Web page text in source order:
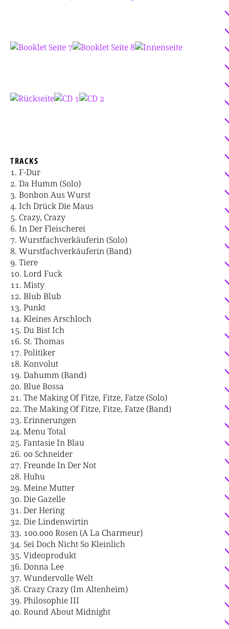
TRACKS
F-Dur
Da Humm (Solo)
Bonbon Aus Wurst
Ich Drück Die Maus
Crazy, Crazy
In Der Fleischerei
Wurstfachverkäuferin (Solo)
Wurstfachverkäuferin (Band)
Tiere
Lord Fuck
Misty
Blub Blub
Punkt
Kleines Arschloch
Du Bist Ich
St. Thomas
Politiker
Konvolut
Dahumm (Band)
Blue Bossa
The Making Of Fitze, Fitze, Fatze (Solo)
The Making Of Fitze, Fitze, Fatze (Band)
Erinnerungen
Menu Total
Fantasie In Blau
00 Schneider
Freunde In Der Not
Huhu
Meine Mutter
Die Gazelle
Der Hering
Die Lindenwirtin
100.000 Rosen (A La Charmeur)
Sei Doch Nicht So Kleinlich
Videoprodukt
Donna Lee
Wundervolle Welt
Crazy Crazy (Im Altenheim)
Philosophie III
Round About Midnight